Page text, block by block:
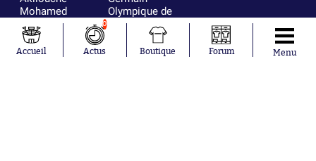
Mohamed
Salah
Lionel Messi
Ferrán Torres
Olympique de
Marseille
Real Madrid
Accueil
0
Actus Boutique Forum Menu